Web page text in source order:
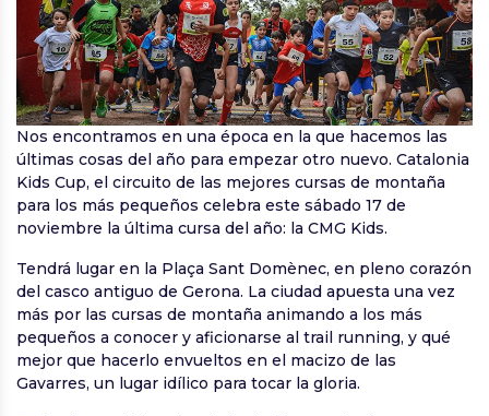
Nos encontramos en una época en la que hacemos las
últimas cosas del año para empezar otro nuevo. Catalonia
Kids Cup, el circuito de las mejores cursas de montaña
para los más pequeños celebra este sábado 17 de
noviembre la última cursa del año: la CMG Kids.
Tendrá lugar en la Plaça Sant Domènec, en pleno corazón
del casco antiguo de Gerona. La ciudad apuesta una vez
más por las cursas de montaña animando a los más
pequeños a conocer y aficionarse al trail running, y qué
mejor que hacerlo envueltos en el macizo de las
Gavarres, un lugar idílico para tocar la gloria.